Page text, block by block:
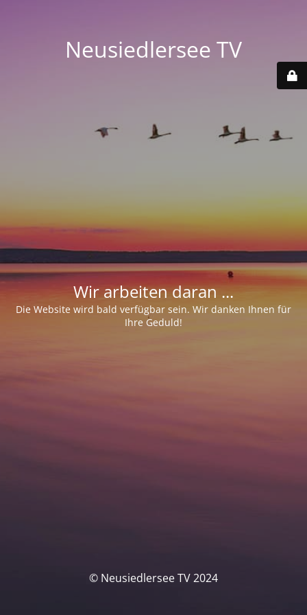
Neusiedlersee TV
Wir arbeiten daran ...
Die Website wird bald verfügbar sein. Wir danken Ihnen für
Ihre Geduld!
© Neusiedlersee TV 2024